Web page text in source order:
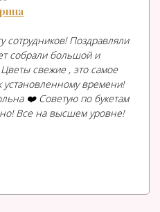
сотрудников! Поздравляли
собрали большой и
Цветы свежие , это самое
установленному времени!
❤️ Советую по букетам
Все на высшем уровне!